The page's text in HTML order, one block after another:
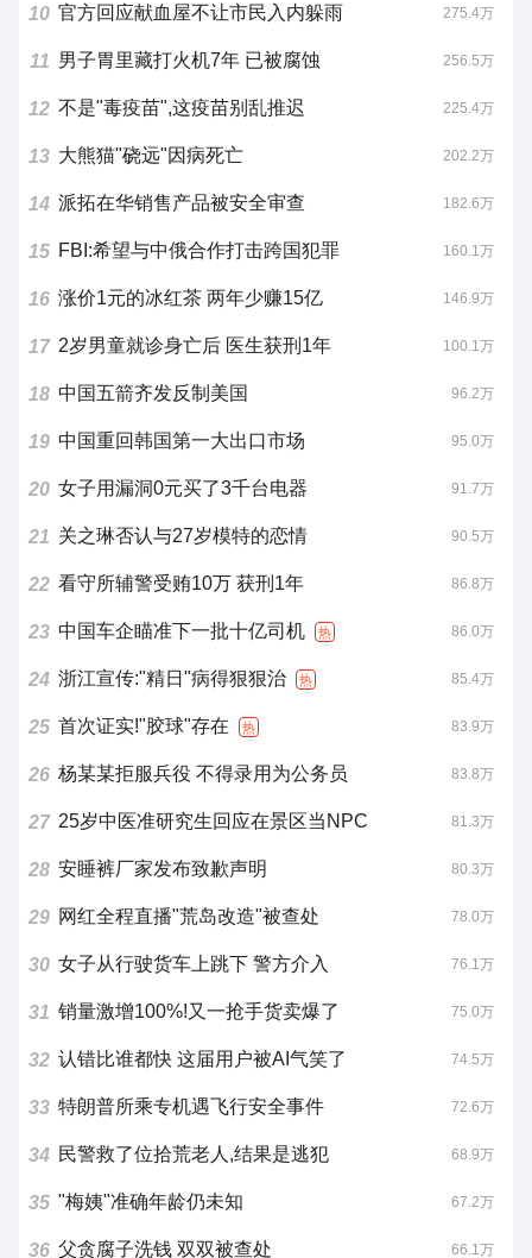
10 官方回应献血屋不让市民入内躲雨 275.4万
11 男子胃里藏打火机7年 已被腐蚀 256.5万
12 不是"毒疫苗",这疫苗别乱推迟 225.4万
13 大熊猫"硗远"因病死亡 202.2万
14 派拓在华销售产品被安全审查 182.6万
15 FBI:希望与中俄合作打击跨国犯罪 160.1万
16 涨价1元的冰红茶 两年少赚15亿 146.9万
17 2岁男童就诊身亡后 医生获刑1年 100.1万
18 中国五箭齐发反制美国 96.2万
19 中国重回韩国第一大出口市场 95.0万
20 女子用漏洞0元买了3千台电器 91.7万
21 关之琳否认与27岁模特的恋情 90.5万
22 看守所辅警受贿10万 获刑1年 86.8万
23 中国车企瞄准下一批十亿司机 热 86.0万
24 浙江宣传:"精日"病得狠狠治 热 85.4万
25 首次证实!"胶球"存在 热 83.9万
26 杨某某拒服兵役 不得录用为公务员 83.8万
27 25岁中医准研究生回应在景区当NPC 81.3万
28 安睡裤厂家发布致歉声明 80.3万
29 网红全程直播"荒岛改造"被查处 78.0万
30 女子从行驶货车上跳下 警方介入 76.1万
31 销量激增100%!又一抢手货卖爆了 75.0万
32 认错比谁都快 这届用户被AI气笑了 74.5万
33 特朗普所乘专机遇飞行安全事件 72.6万
34 民警救了位拾荒老人,结果是逃犯 68.9万
35 "梅姨"准确年龄仍未知 67.2万
36 父贪腐子洗钱 双双被查处 66.1万